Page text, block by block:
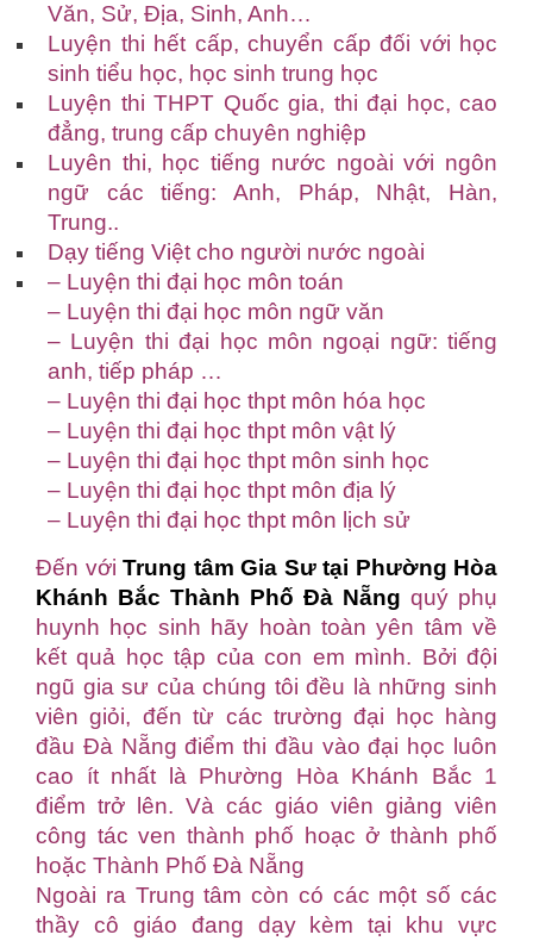
Văn, Sử, Địa, Sinh, Anh…
Luyện thi hết cấp, chuyển cấp đối với học
sinh tiểu học, học sinh trung học
Luyện thi THPT Quốc gia, thi đại học, cao
đẳng, trung cấp chuyên nghiệp
Luyên thi, học tiếng nước ngoài với ngôn
ngữ các tiếng: Anh, Pháp, Nhật, Hàn,
Trung..
Dạy tiếng Việt cho người nước ngoài
– Luyện thi đại học môn toán
– Luyện thi đại học môn ngữ văn
– Luyện thi đại học môn ngoại ngữ: tiếng
anh, tiếp pháp …
– Luyện thi đại học thpt môn hóa học
– Luyện thi đại học thpt môn vật lý
– Luyện thi đại học thpt môn sinh học
– Luyện thi đại học thpt môn địa lý
– Luyện thi đại học thpt môn lịch sử
Đến với Trung tâm Gia Sư tại Phường Hòa
Khánh Bắc Thành Phố Đà Nẵng quý phụ
huynh học sinh hãy hoàn toàn yên tâm về
kết quả học tập của con em mình. Bởi đội
ngũ gia sư của chúng tôi đều là những sinh
viên giỏi, đến từ các trường đại học hàng
đầu Đà Nẵng điểm thi đầu vào đại học luôn
cao ít nhất là Phường Hòa Khánh Bắc 1
điểm trở lên. Và các giáo viên giảng viên
công tác ven thành phố hoạc ở thành phố
hoặc Thành Phố Đà Nẵng
Ngoài ra Trung tâm còn có các một số các
thầy cô giáo đang dạy kèm tại khu vực